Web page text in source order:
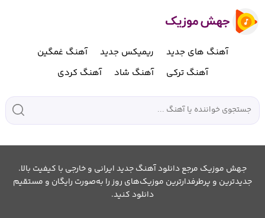
آهنگ های جدید ریمیکس جدید
آهنگ غمگین
آهنگ ترکی
آهنگ شاد آهنگ کردی
جهش موزیک مرجع دانلود آهنگ جدید ایرانی و خارجی با کیفیت بالا.
جدیدترین و پرطرفدارترین موزیک‌های روز را به‌صورت رایگان و مستقیم
دانلود کنید.